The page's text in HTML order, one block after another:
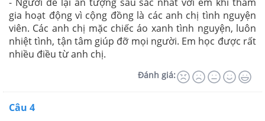
gia hoạt động vì cộng đồng là các anh chị tình nguyện
viên. Các anh chị mặc chiếc áo xanh tình nguyện, luôn
nhiệt tình, tận tâm giúp đỡ mọi người. Em học được rất
nhiều điều từ anh chị.
Đánh giá:
Câu 4